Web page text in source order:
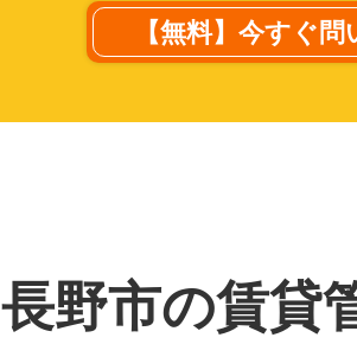
【無料】今すぐ
長野市の賃貸